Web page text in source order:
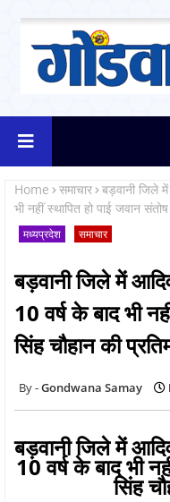
Home समाचार बड़वानी जिले
भी नहीं स्थापित हो पाई जवान
मध्यप्रदेश समाचार
बड़वानी जिले में
10 वर्ष के बाद भी
सिंह चौहान की
Gondwana Samay
बड़वानी जिले में
10 वर्ष के बाद भी
सिंह